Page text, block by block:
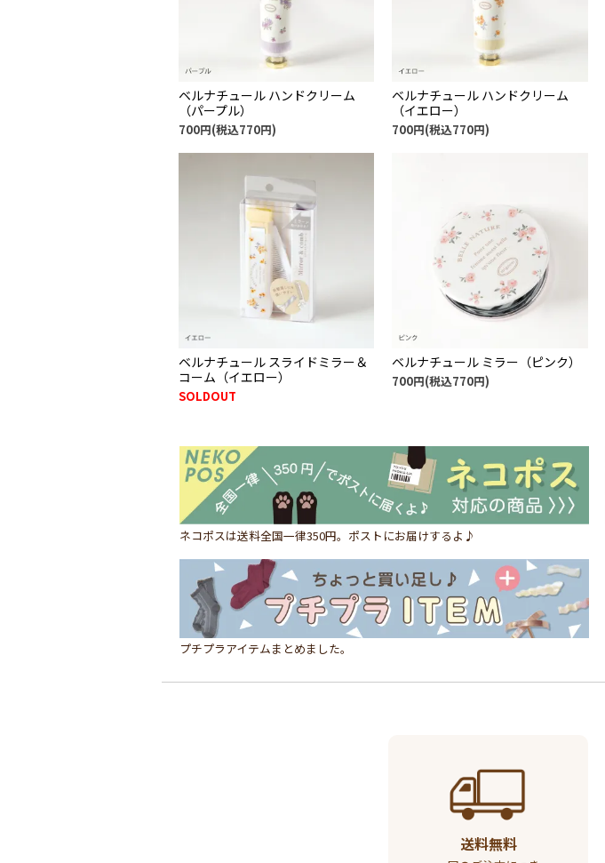
ベルナチュール ハンドクリーム
（パープル）
700円(税込770円)
ベルナチュール ハンドクリーム
（イエロー）
700円(税込770円)
ベルナチュール スライドミラー＆
コーム（イエロー）
SOLDOUT
ベルナチュール ミラー（ピンク）
700円(税込770円)
ネコポスは送料全国一律350円。ポストにお届けするよ♪
プチプラアイテムまとめました。
送料無料